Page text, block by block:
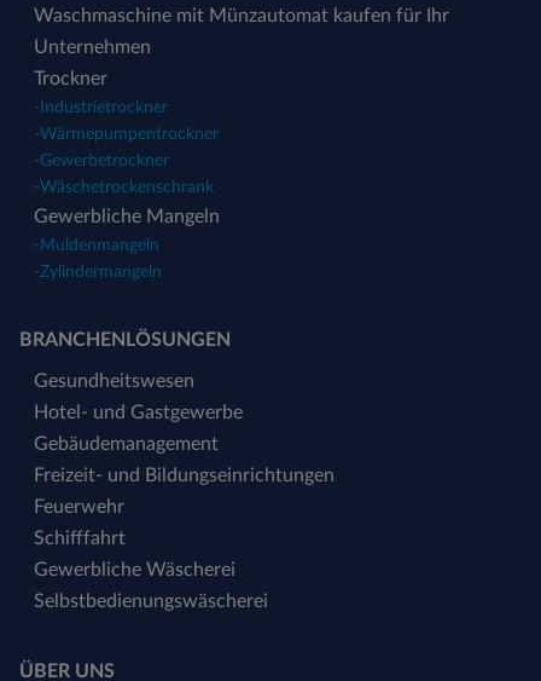
Waschmaschine mit Münzautomat kaufen für Ihr
Unternehmen
Trockner
- Industrietrockner
-Wärmepumpentrockner
-Gewerbetrockner
-Wäschetrockenschrank
Gewerbliche Mangeln
- Muldenmangeln
-Zylindermangeln
BRANCHENLÖSUNGEN
Gesundheitswesen
Hotel- und Gastgewerbe
Gebäudemanagement
Freizeit- und Bildungseinrichtungen
Feuerwehr
Schifffahrt
Gewerbliche Wäscherei
Selbstbedienungswäscherei
ÜBER UNS